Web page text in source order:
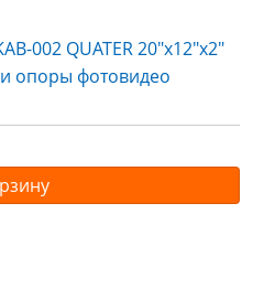
002 QUATER 20"x12"x2"
опоры фотовидео